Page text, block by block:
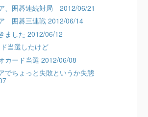
、囲碁連続対局 2012/06/21
囲碁三連戦 2012/06/14
ました 2012/06/12
当選したけど
カード当選 2012/06/08
でちょっと失敗というか失態